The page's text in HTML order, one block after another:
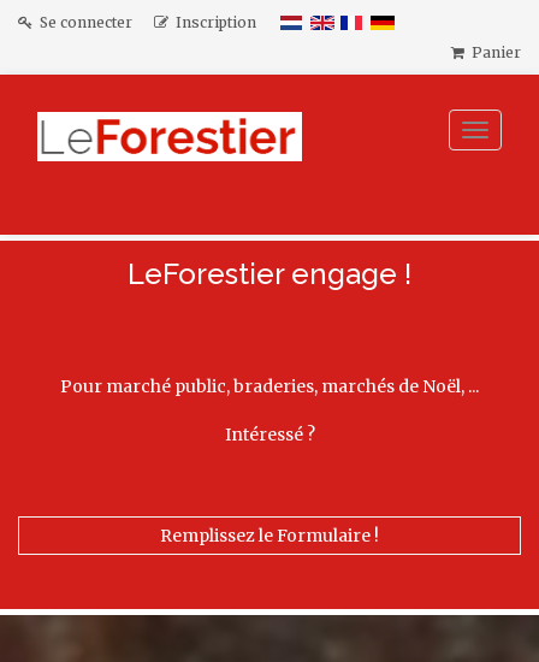
Se connecter
Inscription
Panier
Toggle
LeForestier engage !
Pour marché public, braderies, marchés de Noël, ...
Intéressé ?
Remplissez le Formulaire !